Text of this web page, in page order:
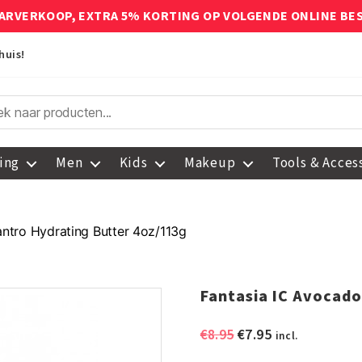
EXTRA 5% KORTING OP VOLGENDE ONLINE
Men Kids Makeup Tools &
Hydrating Butter 4oz/113g
Fantasia IC
€8.95Oorspronkelijke
€7.95Huidige
incl.